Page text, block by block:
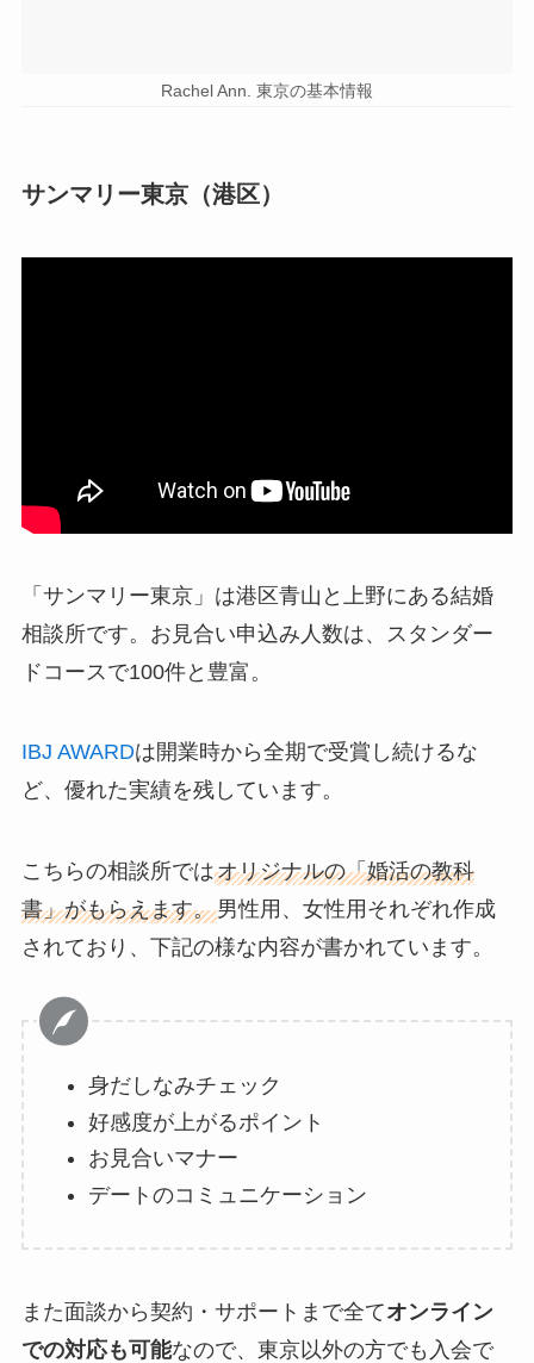
Rachel Ann. 東京の基本情報
サンマリー東京（港区）
「サンマリー東京」は港区青山と上野にある結婚
相談所です。お見合い申込み人数は、スタンダー
ドコースで100件と豊富。
IBJ AWARDは開業時から全期で受賞し続けるな
ど、優れた実績を残しています。
こちらの相談所ではオリジナルの「婚活の教科
書」がもらえます。男性用、女性用それぞれ作成
されており、下記の様な内容が書かれています。
身だしなみチェック
好感度が上がるポイント
お見合いマナー
デートのコミュニケーション
また面談から契約・サポートまで全てオンライン
での対応も可能なので、東京以外の方でも入会で